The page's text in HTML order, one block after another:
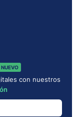
NUEVO
con nuestros